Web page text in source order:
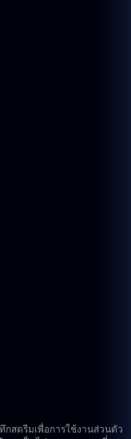
สตรีมเพื่อการใช้งานส่วนตัว